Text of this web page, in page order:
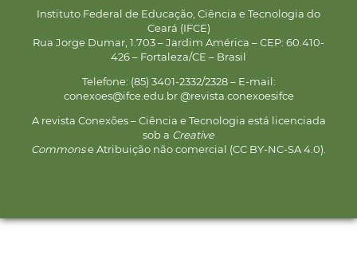
Instituto Federal de Educação, Ciência e Tecnologia do
Ceará (IFCE)
Rua Jorge Dumar, 1.703 – Jardim América – CEP: 60.410-
426 – Fortaleza/CE – Brasil
Telefone: (85) 3401-2332/2328 – E-mail:
conexoes@ifce.edu.br @revista.conexoesifce
A revista Conexões – Ciência e Tecnologia está licenciada
sob a Creative
Commonse Atribuição não comercial (CC BY-NC-SA 4.0).